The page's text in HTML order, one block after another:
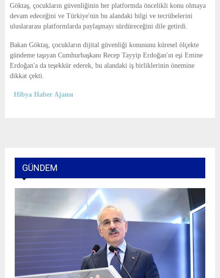
Göktaş, çocukların güvenliğinin her platformda öncelikli konu olmaya
devam edeceğini ve Türkiye'nin bu alandaki bilgi ve tecrübelerini
uluslararası platformlarda paylaşmayı sürdüreceğini dile getirdi.
Bakan Göktaş, çocukların dijital güvenliği konusunu küresel ölçekte
gündeme taşıyan Cumhurbaşkanı Recep Tayyip Erdoğan'ın eşi Emine
Erdoğan'a da teşekkür ederek, bu alandaki iş birliklerinin önemine
dikkat çekti.
Hibya Haber Ajansı
GÜNDEM